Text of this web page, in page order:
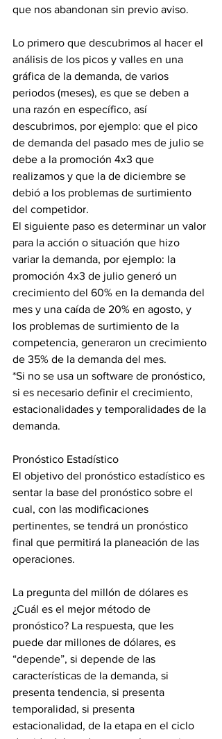
que nos abandonan sin previo aviso.
Lo primero que descubrimos al hacer el
análisis de los picos y valles en una
gráfica de la demanda, de varios
periodos (meses), es que se deben a
una razón en específico, así
descubrimos, por ejemplo: que el pico
de demanda del pasado mes de julio se
debe a la promoción 4x3 que
realizamos y que la de diciembre se
debió a los problemas de surtimiento
del competidor.
El siguiente paso es determinar un valor
para la acción o situación que hizo
variar la demanda, por ejemplo: la
promoción 4x3 de julio generó un
crecimiento del 60% en la demanda del
mes y una caída de 20% en agosto, y
los problemas de surtimiento de la
competencia, generaron un crecimiento
de 35% de la demanda del mes.
*Si no se usa un software de pronóstico,
si es necesario definir el crecimiento,
estacionalidades y temporalidades de la
demanda.
Pronóstico Estadístico
El objetivo del pronóstico estadístico es
sentar la base del pronóstico sobre el
cual, con las modificaciones
pertinentes, se tendrá un pronóstico
final que permitirá la planeación de las
operaciones.
La pregunta del millón de dólares es
¿Cuál es el mejor método de
pronóstico? La respuesta, que les
puede dar millones de dólares, es
“depende”, si depende de las
características de la demanda, si
presenta tendencia, si presenta
temporalidad, si presenta
estacionalidad, de la etapa en el ciclo